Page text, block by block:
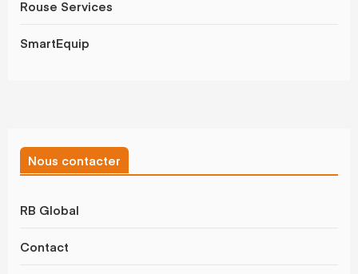
Rouse Services
SmartEquip
Nous contacter
RB Global
Contact